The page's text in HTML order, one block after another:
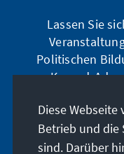
Lassen Sie
Politischen
Konrad-
Diese
Betrieb und die
sind. Darüber